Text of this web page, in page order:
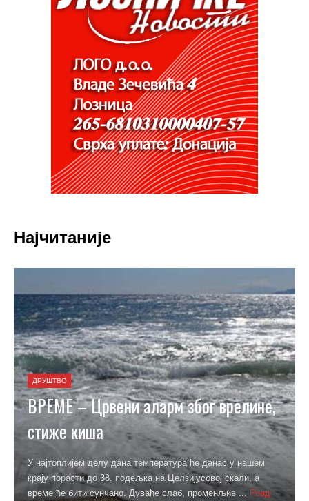
Најчитаније
ДРУШТВО
ВРЕМЕ – Црвени аларм због врелине,
стиже киша
У најтоплијем делу дана температура ће данас у нашем
крају порасти до 38. подељка на Целзијусовој скали, а
време ће бити сунчано. Дуваће слаб, променљив ... Реад